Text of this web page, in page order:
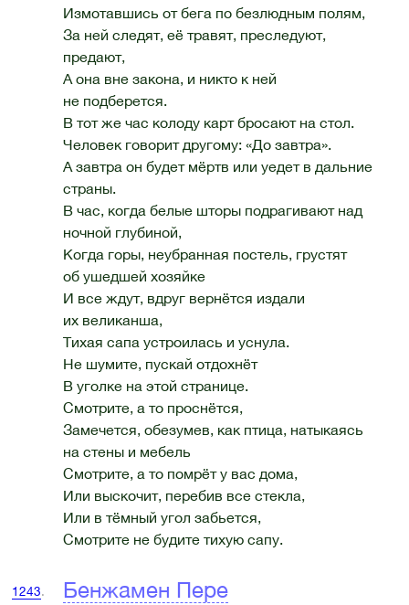
Измотавшись от бега по безлюдным полям,
За ней следят, её травят, преследуют,
предают,
А она вне закона, и никто к ней
не подберется.
В тот же час колоду карт бросают на стол.
Человек говорит другому: «До завтра».
А завтра он будет мёртв или уедет в дальние
страны.
В час, когда белые шторы подрагивают над
ночной глубиной,
Когда горы, неубранная постель, грустят
об ушедшей хозяйке
И все ждут, вдруг вернётся издали
их великанша,
Тихая сапа устроилась и уснула.
Не шумите, пускай отдохнёт
В уголке на этой странице.
Смотрите, а то проснётся,
Замечется, обезумев, как птица, натыкаясь
на стены и мебель
Смотрите, а то помрёт у вас дома,
Или выскочит, перебив все стекла,
Или в тёмный угол забьется,
Смотрите не будите тихую сапу.
1243. Бенжамен Пере